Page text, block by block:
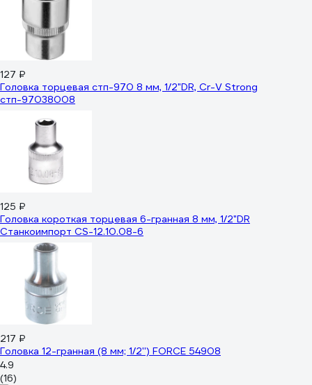
127 ₽
Головка торцевая стп-970 8 мм, 1/2"DR, Cr-V Strong
стп-97038008
125 ₽
Головка короткая торцевая 6-гранная 8 мм, 1/2"DR
Станкоимпорт CS-12.10.08-6
217 ₽
Головка 12-гранная (8 мм; 1/2'') FORCE 54908
4.9
(16)